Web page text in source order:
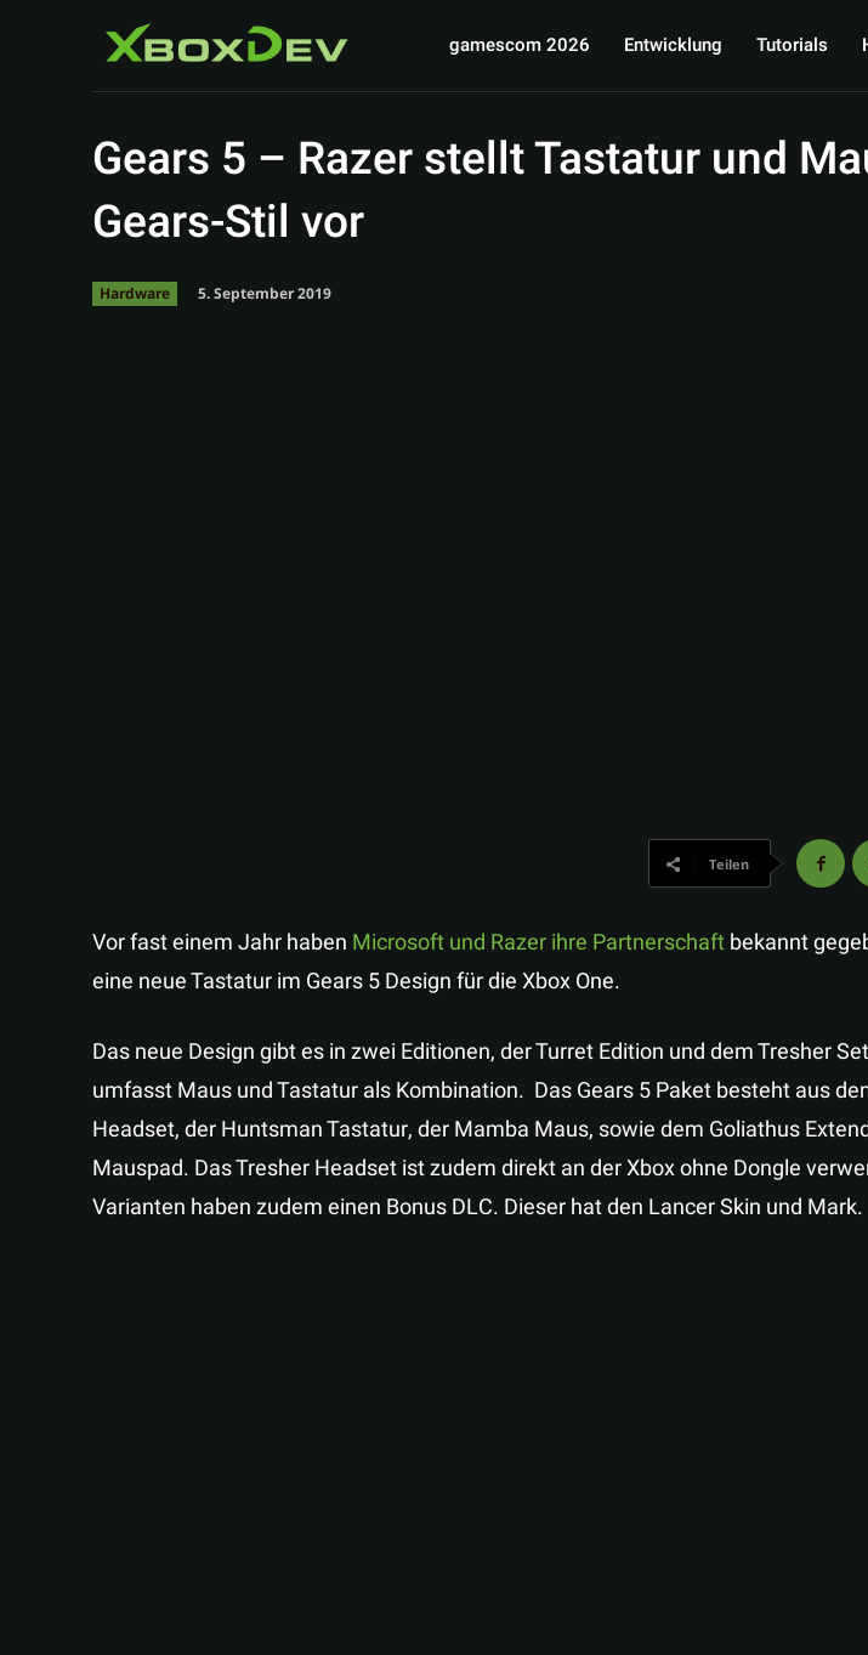
gamescom 2026 Entwicklung Tutorials
Gears 5 – Razer stellt Tastatur und
Gears-Stil vor
Hardware 5. September 2019
Teilen
Vor fast einem Jahr haben Microsoft und Razer ihre Partnerschaftbekannt
eine neue Tastatur im Gears 5 Design für die Xbox One.
Das neue Design gibt es in zwei Editionen, der Turret Edition und dem Tresher
umfasst Maus und Tastatur als Kombination. Das Gears 5 Paket besteht aus
Headset, der Huntsman Tastatur, der Mamba Maus, sowie dem Goliathus
Mauspad. Das Tresher Headset ist zudem direkt an der Xbox ohne Dongle
Varianten haben zudem einen Bonus DLC. Dieser hat den Lancer Skin und Mark.